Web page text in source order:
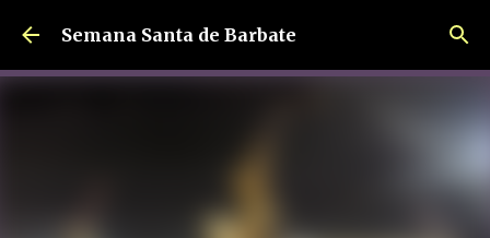
Ir al contenido principal
Semana Santa de Barbate